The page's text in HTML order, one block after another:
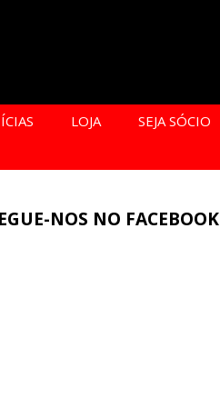
LOJA
SEJA SÓCIO
NOS NO FACEBOOK